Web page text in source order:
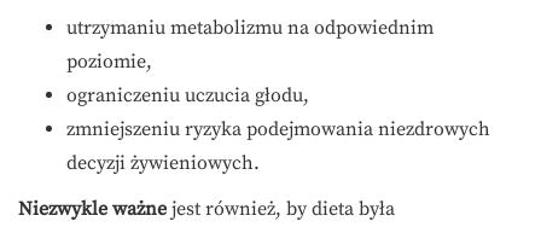
utrzymaniu metabolizmu na odpowiednim
poziomie,
ograniczeniu uczucia głodu,
zmniejszeniu ryzyka podejmowania niezdrowych
decyzji żywieniowych.
Niezwykle ważne jest również, by dieta była